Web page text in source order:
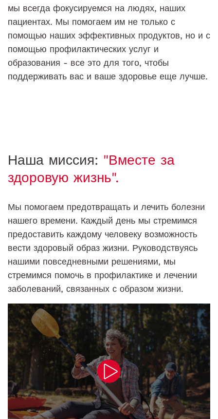
мы всегда фокусируемся на людях, наших
пациентах. Мы помогаем им не только с
помощью наших эффективных продуктов, но и с
помощью профилактических услуг и
образования - все это для того, чтобы
поддерживать вас и ваше здоровье еще лучше.
Наша миссия: "Вместе за
здоровую жизнь".
Мы помогаем предотвращать и лечить болезни
нашего времени. Каждый день мы стремимся
предоставить каждому человеку возможность
вести здоровый образ жизни. Руководствуясь
нашими повседневными решениями, мы
стремимся помочь в профилактике и лечении
заболеваний, связанных с образом жизни.
Play